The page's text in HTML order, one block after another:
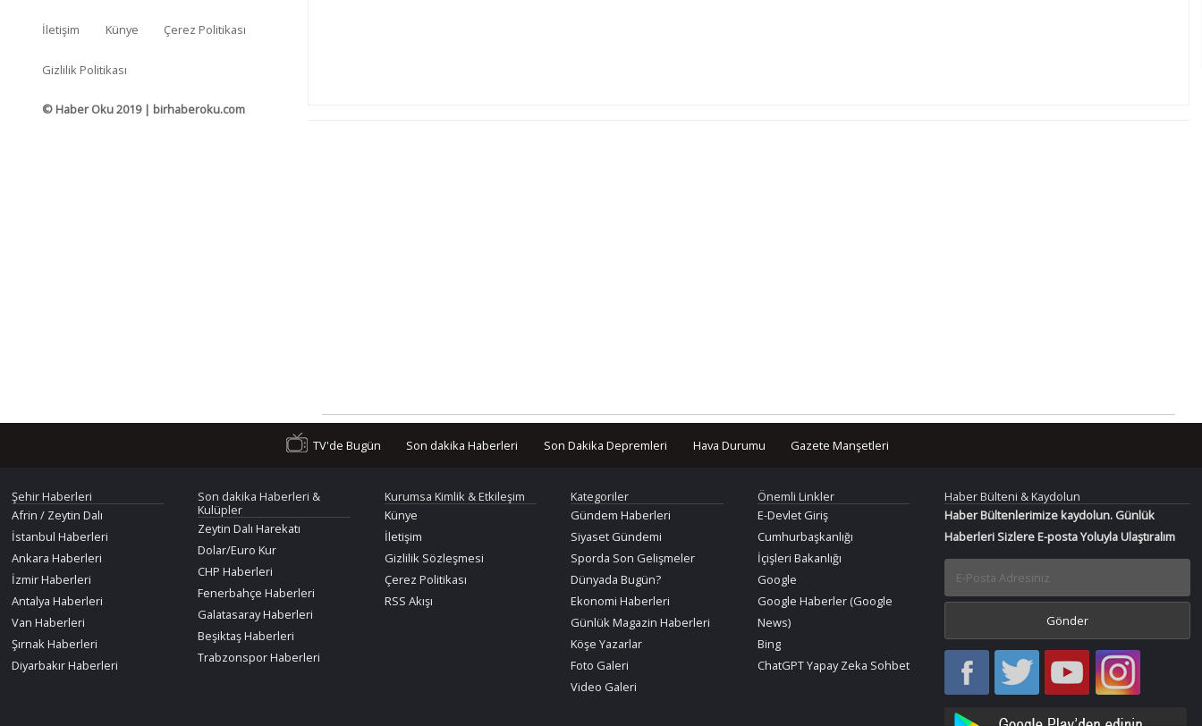
İletişim Künye Çerez Politikası
Gizlilik Politikası
© Haber Oku 2019 | birhaberoku.com
TV'de Bugün Son dakika Haberleri Son Dakika Depremleri Hava Durumu Gazete Manşetleri
Şehir Haberleri
Afrin / Zeytin Dalı
İstanbul Haberleri
Ankara Haberleri
İzmir Haberleri
Antalya Haberleri
Van Haberleri
Şırnak Haberleri
Diyarbakır Haberleri
Son dakika Haberleri &
Kulüpler
Zeytin Dalı Harekatı
Dolar/Euro Kur
CHP Haberleri
Fenerbahçe Haberleri
Galatasaray Haberleri
Beşiktaş Haberleri
Trabzonspor Haberleri
Kurumsa Kimlik & Etkileşim
Künye
İletişim
Gizlilik Sözleşmesi
Çerez Politikası
RSS Akışı
Kategoriler
Gündem Haberleri
Siyaset Gündemi
Sporda Son Gelişmeler
Dünyada Bugün?
Ekonomi Haberleri
Günlük Magazin Haberleri
Köşe Yazarlar
Foto Galeri
Video Galeri
Önemli Linkler
E-Devlet Giriş
Cumhurbaşkanlığı
İçişleri Bakanlığı
Google
Google Haberler (Google
News)
Bing
ChatGPT Yapay Zeka Sohbet
Haber Bülteni & Kaydolun
Haber Bültenlerimize kaydolun. Günlük
Haberleri Sizlere E-posta Yoluyla Ulaştıralım
Haber
Oku
Haber
Oku
Bir
Haber
Bir
Haber